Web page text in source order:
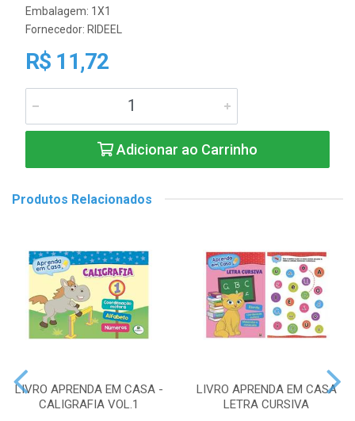
Embalagem: 1X1
Fornecedor: RIDEEL
R$ 11,72
Adicionar ao Carrinho
Produtos Relacionados
LIVRO APRENDA EM CASA -
CALIGRAFIA VOL.1
LIVRO APRENDA EM CASA
LETRA CURSIVA